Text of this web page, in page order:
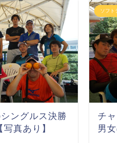
ングルス決勝
真あり】
ソフト
チ
男